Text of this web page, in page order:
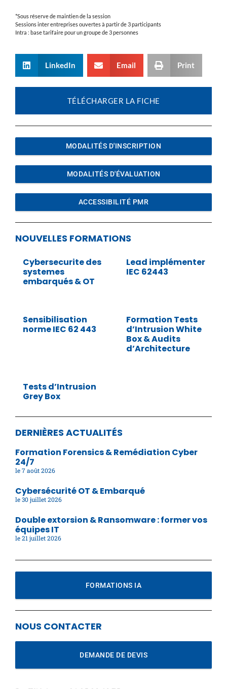
*Sous réserve de maintien de la session
Sessions inter entreprises ouvertes à partir de 3 participants
Intra : base tarifaire pour un groupe de 3 personnes
LinkedIn Email Print
TÉLÉCHARGER LA FICHE
MODALITÉS D'INSCRIPTION
MODALITÉS D'ÉVALUATION
ACCESSIBILITÉ PMR
NOUVELLES FORMATIONS
Cybersecurite des
systemes
embarqués & OT
Lead implémenter
IEC 62443
Sensibilisation
norme IEC 62 443
Formation Tests
d’Intrusion White
Box & Audits
d’Architecture
Tests d’Intrusion
Grey Box
DERNIÈRES ACTUALITÉS
Formation Forensics & Remédiation Cyber
24/7
7 août 2026
Cybersécurité OT & Embarqué
30 juillet 2026
Double extorsion & Ransomware : former vos
équipes IT
21 juillet 2026
FORMATIONS IA
NOUS CONTACTER
DEMANDE DE DEVIS